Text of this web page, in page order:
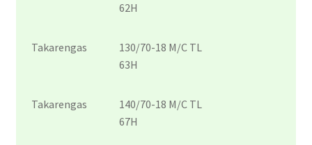
62H
Takarengas
130/70-18 M/C TL
63H
Takarengas
140/70-18 M/C TL
67H